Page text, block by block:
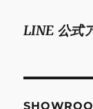
LINE 公式